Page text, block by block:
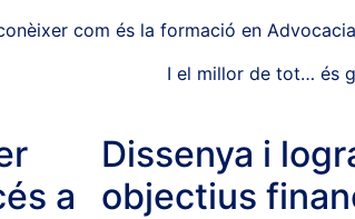
com és la formació en
I el millor de tot… és
a
Dissenya i
objectius